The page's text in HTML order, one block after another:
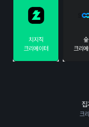
치지직
크리에이터
숲
크리
크